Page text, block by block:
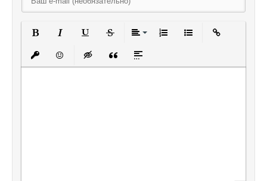
Полужирный
Курсив
Вставить защищенную ссылку
Вставить смайлик
Вставка скрытого текста
Вставка цитаты
Вставка спойлера